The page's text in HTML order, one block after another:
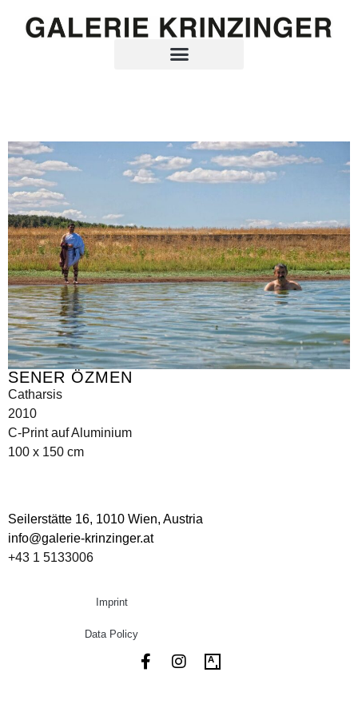
SENER ÖZMEN
Catharsis
2010
C-Print auf Aluminium
100 x 150 cm
Seilerstätte 16, 1010 Wien, Austria
info@galerie-krinzinger.at
+43 1 5133006
Imprint
Data Policy